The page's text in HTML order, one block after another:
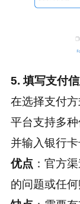
5. 填写支付
在选择支付方
平台支持多
并输入银行
优点 ：官方
的问题或任何